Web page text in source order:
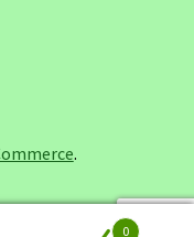
.
0